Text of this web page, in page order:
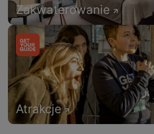
Zakwaterowanie
Atrakcje